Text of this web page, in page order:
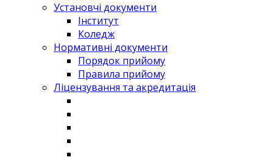
Установчі документи
Інститут
Коледж
Нормативні документи
Порядок прийому
Правила прийому
Ліцензування та акредитація